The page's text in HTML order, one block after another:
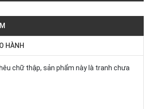
HÀNH
chữ thập, sản phẩm này là tranh chưa